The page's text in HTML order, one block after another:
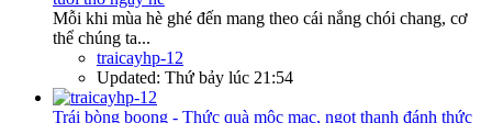
Mỗi khi mùa hè ghé đến mang theo cái nắng chói chang, cơ
thể chúng ta...
traicayhp-12
Updated: Thứ bảy lúc 21:54
Trái bòng boong - Thức quà mộc mạc, ngọt thanh đánh thức